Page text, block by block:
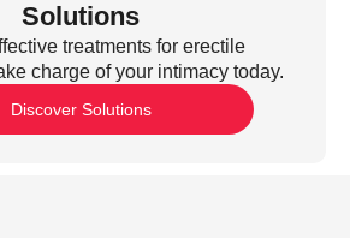
Solutions
treatments for erectile
charge of your intimacy today.
Discover Solutions